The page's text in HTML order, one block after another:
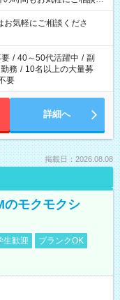
気軽にご相談くださ
要 / 40～50代活躍中 / 副
務 / 10名以上の大量募
要
詳細へ
掲載日：2026.08.08
のモクモクシ
生歓迎
ブランクOK